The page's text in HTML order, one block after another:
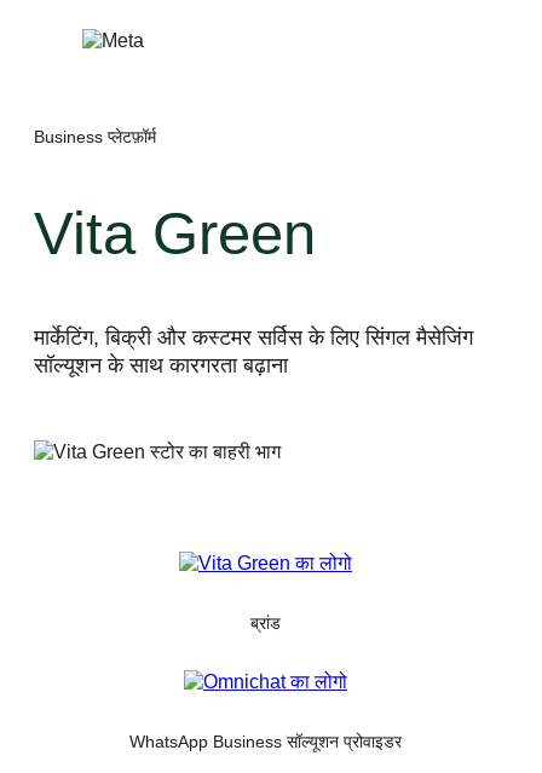
Business प्लेटफ़ॉर्म
Vita Green
मार्केटिंग, बिक्री और कस्टमर सर्विस के लिए सिंगल मैसेजिंग
सॉल्यूशन के साथ कारगरता बढ़ाना
ब्रांड
WhatsApp Business सॉल्यूशन प्रोवाइडर